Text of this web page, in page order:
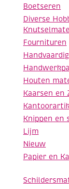
Boetseren
Diverse
Fournituren
Houten
Kaarsen en
Knippen en
Lijm
Nieuw
Papier en